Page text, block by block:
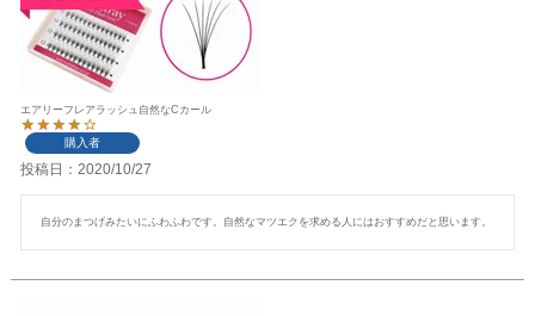
エアリーフレアラッシュ自然なCカール
購入者
投稿日 2020/10/27
自分のまつげみたいにふわふわです。自然なマツエクを求める人にはおすすめだと思います。